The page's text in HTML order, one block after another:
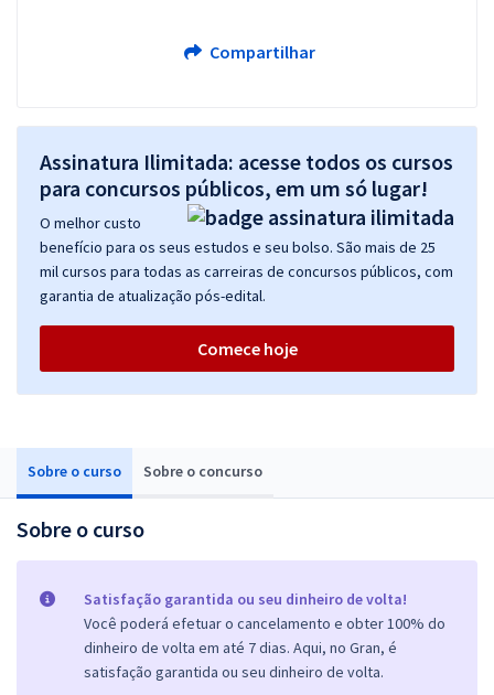
Sobre o curso Sobre o concurso
Sobre o curso
Satisfação garantida ou seu dinheiro de volta!
Você poderá efetuar o cancelamento e obter 100% do
dinheiro de volta em até 7 dias. Aqui, no Gran, é
satisfação garantida ou seu dinheiro de volta.
Compartilhar
Assinatura Ilimitada: acesse todos os cursos
para concursos públicos, em um só lugar!
O melhor custo
benefício para os seus estudos e seu bolso. São mais de 25
mil cursos para todas as carreiras de concursos públicos, com
garantia de atualização pós-edital.
Comece hoje